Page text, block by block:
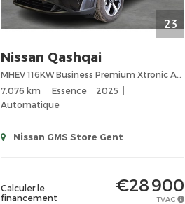
23
Nissan Qashqai
7.076 km
Essence
2025
Automatique
Nissan GMS Store Gent
Calculer le
financement
€28 900
TVAC